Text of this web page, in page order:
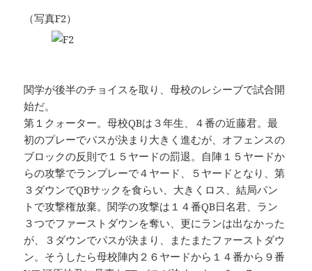
（写真F2）
関学が後半のチョイスを取り、母校のレシーブで試合開
始だ。
第１クォーター。母校QBは３年生、４番の近藤君。最
初のプレーでパスが決まり大きく進むが、オフェンスの
ブロックの反則で１５ヤードの罰退。自陣１５ヤードか
らの攻撃でランプレーで４ヤード、５ヤードとなり、第
３ダウンでQBサックを食らい、大きくロス、結局パン
トで攻撃権放棄。関学の攻撃は１４番QB日名君、ラン
３つでファーストダウンを奪い、更にランは出なかった
が、３ダウンでパスが決まり、またまたファーストダウ
ン。そうしたら母校陣内２６ヤードから１４番から９番